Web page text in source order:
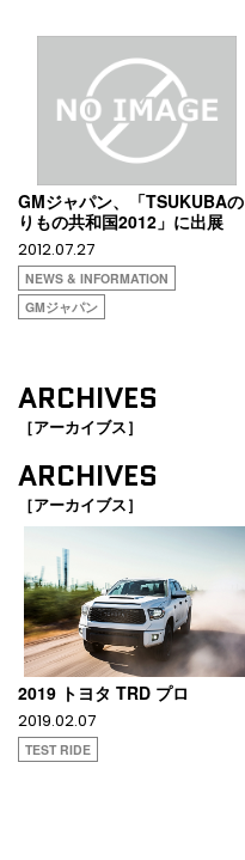
GMジャパン、「TSUKUBAの
りもの共和国2012」に出展
2012.07.27
NEWS & INFORMATION
GMジャパン
ARCHIVES
［アーカイブス］
ARCHIVES
［アーカイブス］
2019 トヨタ TRD プロ
2019.02.07
TEST RIDE